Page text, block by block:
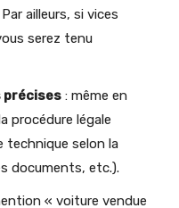
ailleurs, si vices
serez tenu
: même en
procédure légale
technique selon la
documents, etc.).
« voiture vendue